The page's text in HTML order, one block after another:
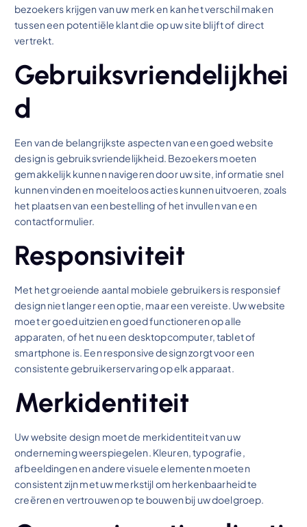
bezoekers krijgen van uw merk en kan het verschil maken
tussen een potentiële klant die op uw site blijft of direct
vertrekt.
Gebruiksvriendelijkhei
d
Een van de belangrijkste aspecten van een goed website
design is gebruiksvriendelijkheid. Bezoekers moeten
gemakkelijk kunnen navigeren door uw site, informatie snel
kunnen vinden en moeiteloos acties kunnen uitvoeren, zoals
het plaatsen van een bestelling of het invullen van een
contactformulier.
Responsiviteit
Met het groeiende aantal mobiele gebruikers is responsief
design niet langer een optie, maar een vereiste. Uw website
moet er goed uitzien en goed functioneren op alle
apparaten, of het nu een desktopcomputer, tablet of
smartphone is. Een responsive design zorgt voor een
consistente gebruikerservaring op elk apparaat.
Merkidentiteit
Uw website design moet de merkidentiteit van uw
onderneming weerspiegelen. Kleuren, typografie,
afbeeldingen en andere visuele elementen moeten
consistent zijn met uw merkstijl om herkenbaarheid te
creëren en vertrouwen op te bouwen bij uw doelgroep.